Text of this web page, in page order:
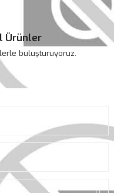
Ürünler
buluşturuyoruz.